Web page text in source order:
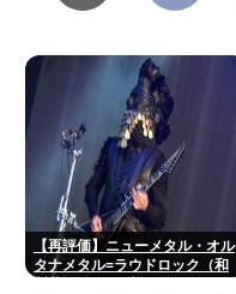
【再評価】ニューメタル・オル
タナメタル=ラウドロック（和